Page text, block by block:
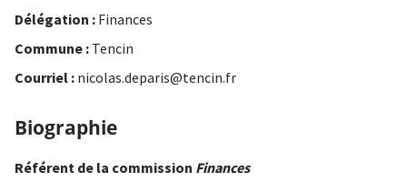
Délégation : Finances
Commune : Tencin
Courriel : nicolas.deparis@tencin.fr
Biographie
Référent de la commission Finances